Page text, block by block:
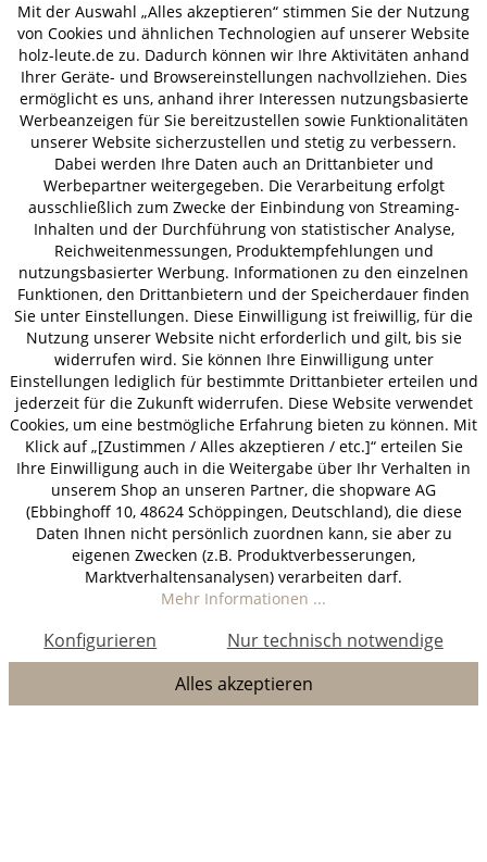
ZAHLUNGSARTEN
VERSAND
AGB Datenschutz
Impressum
© 2026 HOLZ-LEUTE
* Alle Preise inkl. gesetzl. Mehrwertsteuer zzgl.Versandkosten.
Mit der Auswahl „Alles akzeptieren“ stimmen Sie der Nutzung
von Cookies und ähnlichen Technologien auf unserer Website
holz-leute.de zu. Dadurch können wir Ihre Aktivitäten anhand
Ihrer Geräte- und Browsereinstellungen nachvollziehen. Dies
ermöglicht es uns, anhand ihrer Interessen nutzungsbasierte
Werbeanzeigen für Sie bereitzustellen sowie Funktionalitäten
unserer Website sicherzustellen und stetig zu verbessern.
Dabei werden Ihre Daten auch an Drittanbieter und
Werbepartner weitergegeben. Die Verarbeitung erfolgt
ausschließlich zum Zwecke der Einbindung von Streaming-
Inhalten und der Durchführung von statistischer Analyse,
Reichweitenmessungen, Produktempfehlungen und
nutzungsbasierter Werbung. Informationen zu den einzelnen
Funktionen, den Drittanbietern und der Speicherdauer finden
Sie unter Einstellungen. Diese Einwilligung ist freiwillig, für die
Nutzung unserer Website nicht erforderlich und gilt, bis sie
widerrufen wird. Sie können Ihre Einwilligung unter
Einstellungen lediglich für bestimmte Drittanbieter erteilen und
jederzeit für die Zukunft widerrufen. Diese Website verwendet
Cookies, um eine bestmögliche Erfahrung bieten zu können. Mit
Klick auf „[Zustimmen / Alles akzeptieren / etc.]“ erteilen Sie
Ihre Einwilligung auch in die Weitergabe über Ihr Verhalten in
unserem Shop an unseren Partner, die shopware AG
(Ebbinghoff 10, 48624 Schöppingen, Deutschland), die diese
Daten Ihnen nicht persönlich zuordnen kann, sie aber zu
eigenen Zwecken (z.B. Produktverbesserungen,
Marktverhaltensanalysen) verarbeiten darf.
Mehr Informationen ...
Nur technisch notwendige
Konfigurieren
Alles akzeptieren